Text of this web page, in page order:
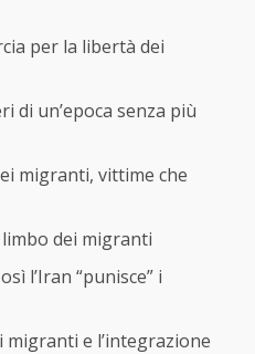
per la libertà dei
di un’epoca senza più
migranti, vittime che
dei migranti
l’Iran “punisce” i
migranti e l’integrazione